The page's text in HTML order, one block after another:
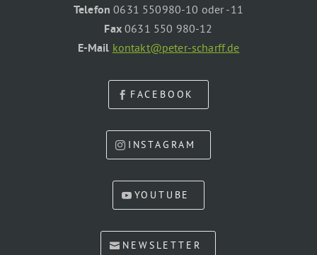
Telefon 0631 550980-10 oder -11
Fax0631 550 980-12
E-Mail kontakt@peter-scharff.de
FACEBOOK
INSTAGRAM
YOUTUBE
NEWSLETTER